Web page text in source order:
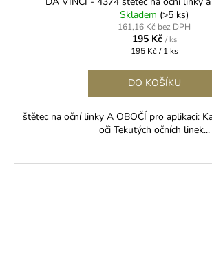
Skladem (>5 ks)
161,16 Kč bez DPH
195 Kč / ks
Měrná
195 Kč / 1 ks
DO KOŠÍKU
štětec na oční linky A OBOČÍ pro aplikaci:
oči Tekutých očních linek...